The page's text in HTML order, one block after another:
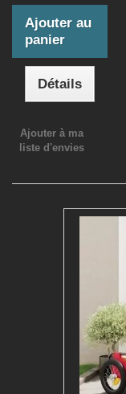
Ajouter au
panier
Détails
Ajouter à ma
liste d'envies